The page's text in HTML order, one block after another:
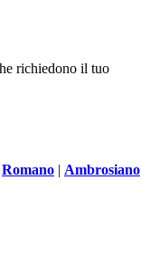
richiedono il tuo
Romano | Ambrosiano